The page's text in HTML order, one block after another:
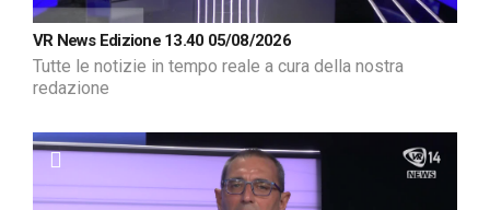
VR News Edizione 13.40 05/08/2026
Tutte le notizie in tempo reale a cura della nostra
redazione